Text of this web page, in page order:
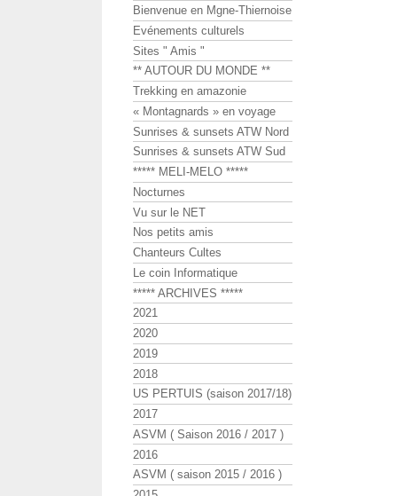
Bienvenue en Mgne-Thiernoise
Evénements culturels
Sites " Amis "
** AUTOUR DU MONDE **
Trekking en amazonie
« Montagnards » en voyage
Sunrises & sunsets ATW Nord
Sunrises & sunsets ATW Sud
***** MELI-MELO *****
Nocturnes
Vu sur le NET
Nos petits amis
Chanteurs Cultes
Le coin Informatique
***** ARCHIVES *****
2021
2020
2019
2018
US PERTUIS (saison 2017/18)
2017
ASVM ( Saison 2016 / 2017 )
2016
ASVM ( saison 2015 / 2016 )